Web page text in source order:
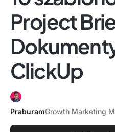
Project
ClickUp
PraburamGrowth Marketing